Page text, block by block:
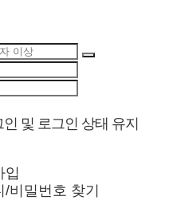
및 로그인 상태 유지
입
/비밀번호 찾기